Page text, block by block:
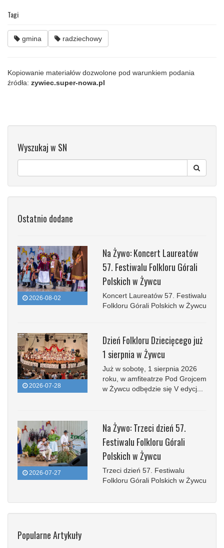
Tagi
gmina radziechowy
Kopiowanie materiałów dozwolone pod warunkiem podania
źródła: zywiec.super-nowa.pl
Wyszukaj w SN
Ostatnio dodane
2026-08-02
Na Żywo: Koncert Laureatów
57. Festiwalu Folkloru Górali
Polskich w Żywcu
Koncert Laureatów 57. Festiwalu
Folkloru Górali Polskich w Żywcu
2026-07-28
Dzień Folkloru Dziecięcego już
1 sierpnia w Żywcu
Już w sobotę, 1 sierpnia 2026
roku, w amfiteatrze Pod Grojcem
w Żywcu odbędzie się V edycj...
2026-07-27
Na Żywo: Trzeci dzień 57.
Festiwalu Folkloru Górali
Polskich w Żywcu
Trzeci dzień 57. Festiwalu
Folkloru Górali Polskich w Żywcu
Popularne Artykuły